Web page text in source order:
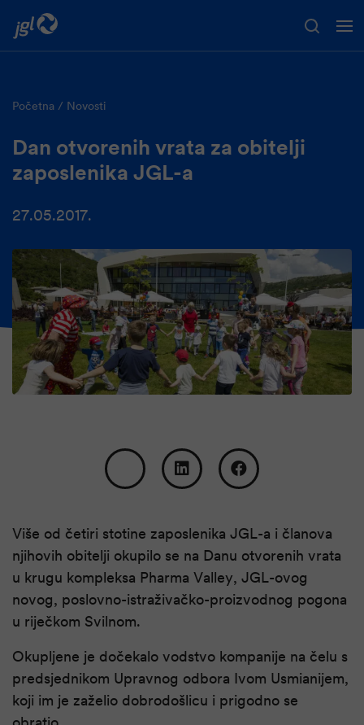
Početna Novosti
Dan otvorenih vrata za obitelji
zaposlenika JGL-a
27.05.2017.
Više od četiri stotine zaposlenika JGL-a i članova
njihovih obitelji okupilo se na Danu otvorenih vrata
u krugu kompleksa Pharma Valley, JGL-ovog
novog, poslovno-istraživačko-proizvodnog pogona
u riječkom Svilnom.
Okupljene je dočekalo vodstvo kompanije na čelu s
predsjednikom Upravnog odbora Ivom Usmianijem,
koji im je zaželio dobrodošlicu i prigodno se